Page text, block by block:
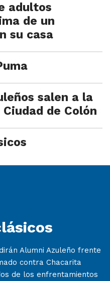
adultos
de un
su casa
salen a la
de Colón
Alumni Azuleño frente
contra Chacarita
de los enfrentamientos